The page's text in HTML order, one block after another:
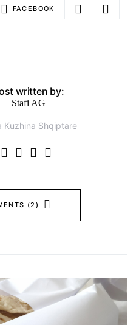
FACEBOOK
written by:
Stafi AG
Kuzhina Shqiptare
(2)